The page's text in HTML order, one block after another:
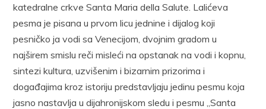
katedralne crkve Santa Maria della Salute. La­lićeva
pesma je pisana u prvom licu jednine i dijalog koji
pesničko ja vodi sa Venecijom, dvojnim gradom u
najširem smislu reči misleći na opstanak na vodi i kopnu,
sintezi kultura, uzvišenim i bizarnim pri­zorima i
događajima kroz istoriju predstavljaju jedinu pesmu koja
jasno nastavlja u dijahronijskom sledu i pesmu „Santa